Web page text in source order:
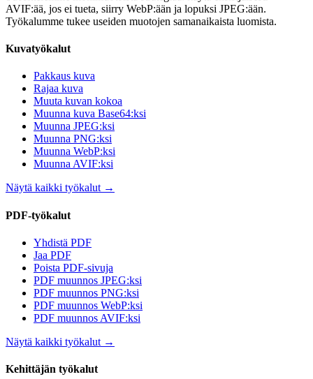
AVIF:ää, jos ei tueta, siirry WebP:ään ja lopuksi JPEG:ään.
Työkalumme tukee useiden muotojen samanaikaista luomista.
Kuvatyökalut
Pakkaus kuva
Rajaa kuva
Muuta kuvan kokoa
Muunna kuva Base64:ksi
Muunna JPEG:ksi
Muunna PNG:ksi
Muunna WebP:ksi
Muunna AVIF:ksi
Näytä kaikki työkalut→
PDF-työkalut
Yhdistä PDF
Jaa PDF
Poista PDF-sivuja
PDF muunnos JPEG:ksi
PDF muunnos PNG:ksi
PDF muunnos WebP:ksi
PDF muunnos AVIF:ksi
Näytä kaikki työkalut →
Kehittäjän työkalut